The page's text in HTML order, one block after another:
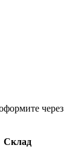
через
Склад